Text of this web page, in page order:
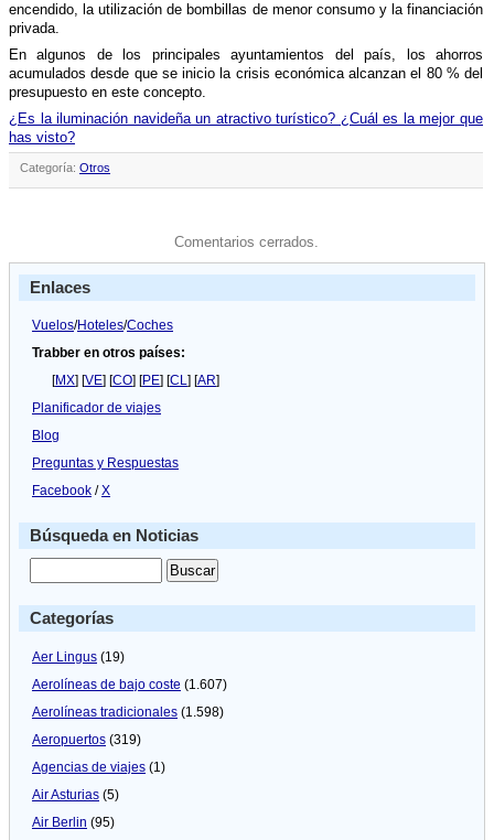
encendido, la utilización de bombillas de menor consumo y la financiación
privada.
En algunos de los principales ayuntamientos del paí­s, los ahorros
acumulados desde que se inicio la crisis económica alcanzan el 80 % del
presupuesto en este concepto.
¿Es la iluminación navideña un atractivo turí­stico? ¿Cuál es la mejor que
has visto?
Categoría: Otros
Comentarios cerrados.
Enlaces
Vuelos/Hoteles/Coches
Trabber en otros países:
[MX] [VE] [CO] [PE] [CL] [AR]
Planificador de viajes
Blog
Preguntas y Respuestas
Facebook /X
Búsqueda en Noticias
Categorías
Aer Lingus (19)
Aerolíneas de bajo coste (1.607)
Aerolíneas tradicionales (1.598)
Aeropuertos (319)
Agencias de viajes (1)
Air Asturias (5)
Air Berlin (95)